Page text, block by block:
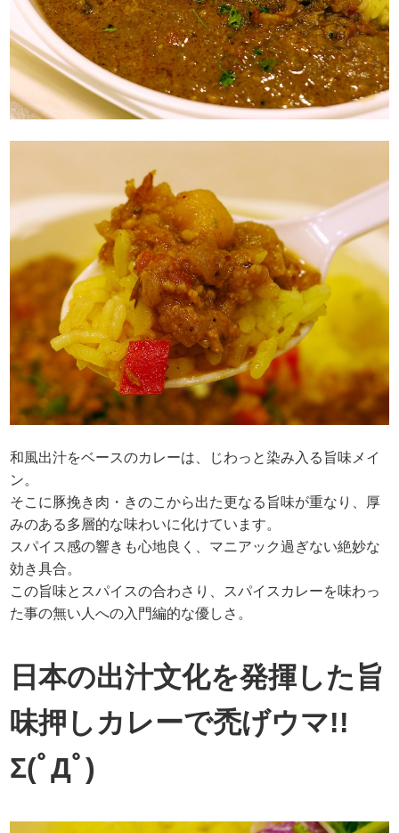
和風出汁をベースのカレーは、じわっと染み入る旨味メイ
ン。
そこに豚挽き肉・きのこから出た更なる旨味が重なり、厚
みのある多層的な味わいに化けています。
スパイス感の響きも心地良く、マニアック過ぎない絶妙な
効き具合。
この旨味とスパイスの合わさり、スパイスカレーを味わっ
た事の無い人への入門編的な優しさ。
日本の出汁文化を発揮した旨
味押しカレーで禿げウマ!!
Σ(ﾟДﾟ)